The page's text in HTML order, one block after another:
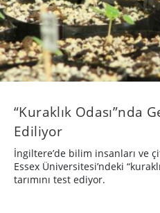
“Kuraklık Odası”nda
Ediliyor
İngiltere’de bilim insanları ve
Essex Üniversitesi’ndeki
tarımını test ediyor.